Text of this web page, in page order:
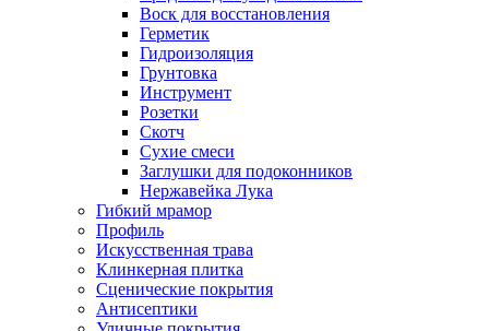
Воск для восстановления
Герметик
Гидроизоляция
Грунтовка
Инструмент
Розетки
Скотч
Сухие смеси
Заглушки для подоконников
Нержавейка Лука
Гибкий мрамор
Профиль
Искусственная трава
Клинкерная плитка
Сценические покрытия
Антисептики